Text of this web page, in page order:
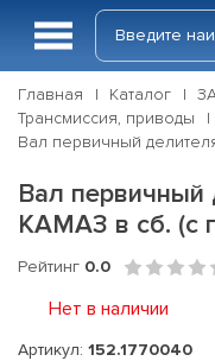
Главная Каталог
Трансмиссия, приводы
Вал первичный
Вал первичный
КАМАЗ в сб. (с
Рейтинг 0.0
Нет в наличии
Артикул: 152.1770040